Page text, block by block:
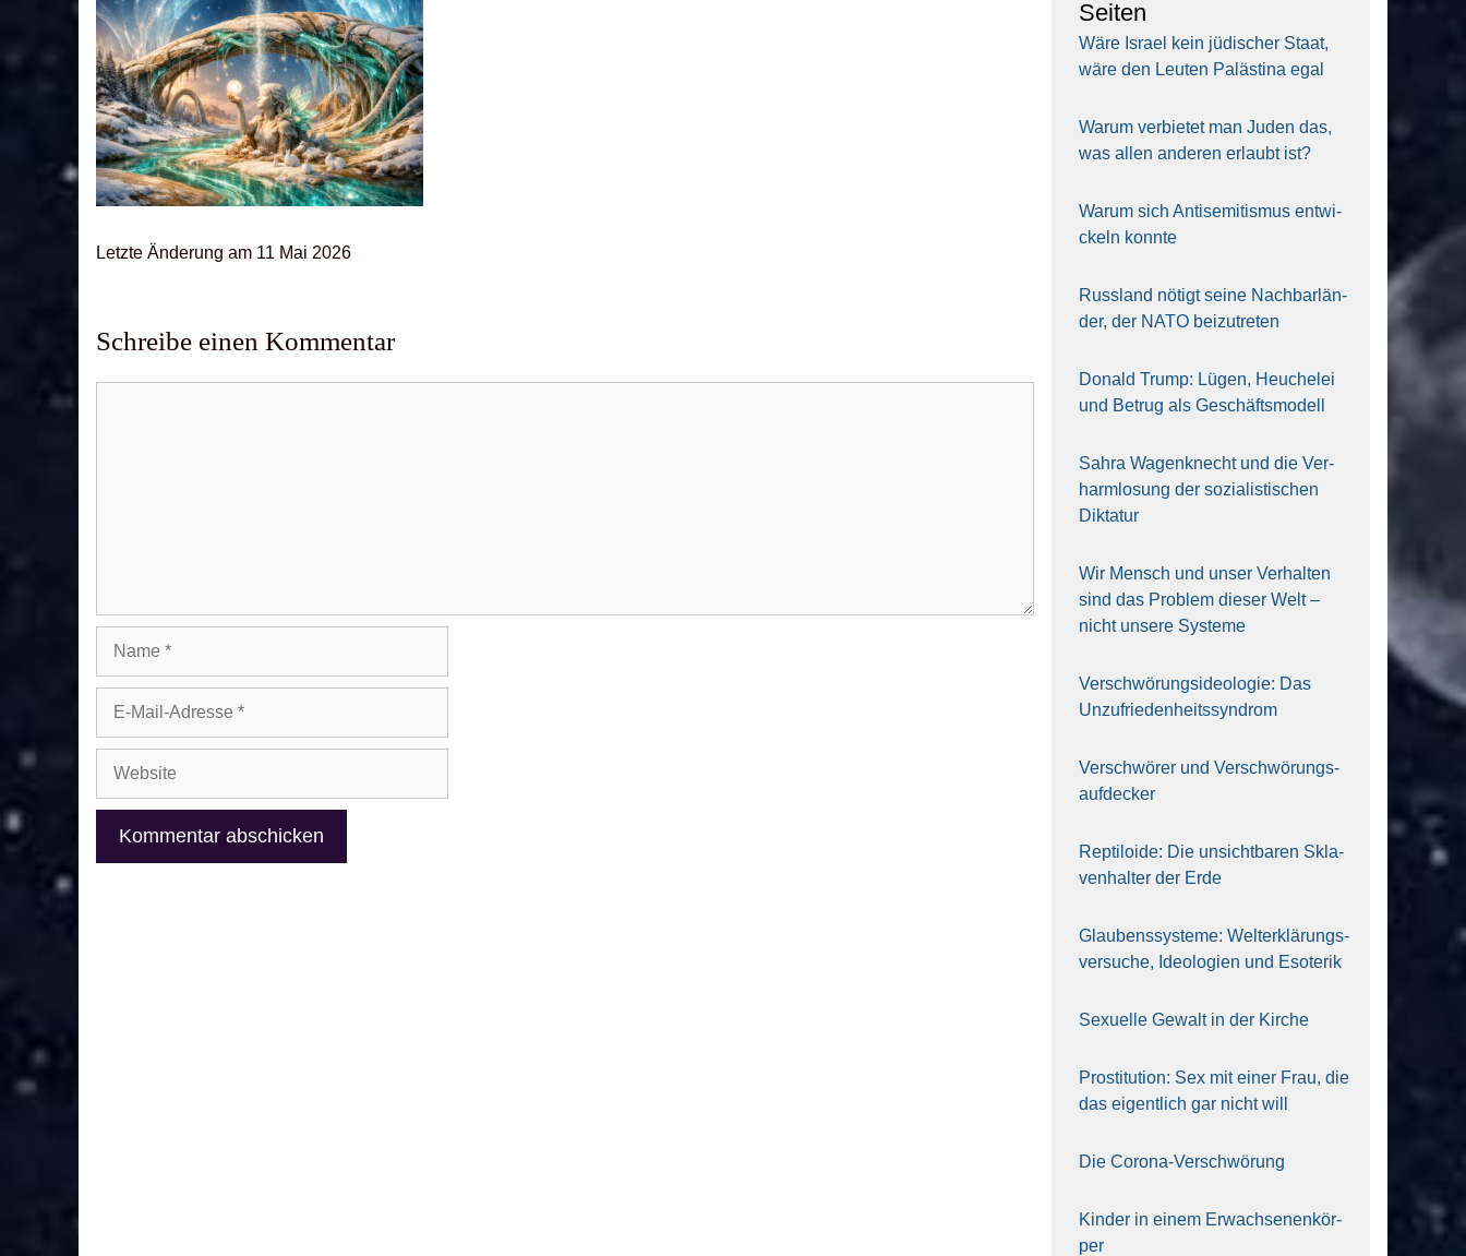
Letz­te Ände­rung am 11 Mai 2026
Schreibe einen Kommentar
Adresse
Sei­ten
Wäre Isra­el kein jüdi­scher Staat,
wäre den Leu­ten Paläs­ti­na egal
War­um ver­bie­tet man Juden das,
was allen ande­ren erlaubt ist?
War­um sich Anti­se­mi­tis­mus ent­wi­
ckeln konn­te
Russ­land nötigt sei­ne Nach­bar­län­
der, der NATO bei­zu­tre­ten
Donald Trump: Lügen, Heu­che­lei
und Betrug als Geschäfts­mo­dell
Sahra Wagen­knecht und die Ver­
harm­lo­sung der sozia­lis­ti­schen
Dik­ta­tur
Wir Mensch und unser Ver­hal­ten
sind das Pro­blem die­ser Welt –
nicht unse­re Sys‍te‍me
Ver­schwö­rungs­ideo­lo­gie: Das
Unzufrieden­heitssyndrom
Ver­schwö­rer und Verschwörungs­
aufdecker
Rep­ti­lo­ide: Die unsicht­ba­ren Skla­
ven­hal­ter der Erde
Glau­bens­sys­te­me: Welt­erklä­rungs­
ver­su­che, Ideo­lo­gien und Eso­te­rik
Sexu­el­le Gewalt in der Kir­che
Pro­sti­tu­ti­on: Sex mit einer Frau, die
das eigent­lich gar nicht will
Die Coro­na-Ver­schwö­rung
Kin­der in einem Erwach­se­nen­kör­
per